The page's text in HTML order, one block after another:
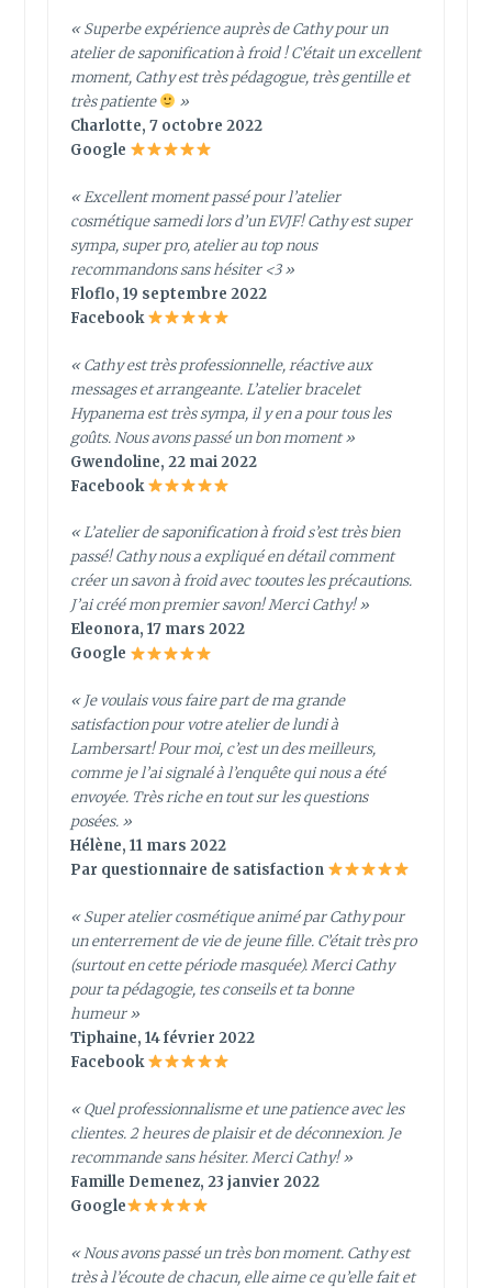
« Superbe expérience auprès de Cathy pour un
atelier de saponification à froid ! C’était un excellent
moment, Cathy est très pédagogue, très gentille et
très patiente
»
Charlotte, 7 octobre 2022
Google
« Excellent moment passé pour l’atelier
cosmétique samedi lors d’un EVJF! Cathy est super
sympa, super pro, atelier au top nous
recommandons sans hésiter <3 »
Floflo, 19 septembre 2022
Facebook
« Cathy est très professionnelle, réactive aux
messages et arrangeante. L’atelier bracelet
Hypanema est très sympa, il y en a pour tous les
goûts. Nous avons passé un bon moment »
Gwendoline, 22 mai 2022
Facebook
« L’atelier de saponification à froid s’est très bien
passé! Cathy nous a expliqué en détail comment
créer un savon à froid avec tooutes les précautions.
J’ai créé mon premier savon! Merci Cathy! »
Eleonora, 17 mars 2022
Google
« Je voulais vous faire part de ma grande
satisfaction pour votre atelier de lundi à
Lambersart! Pour moi, c’est un des meilleurs,
comme je l’ai signalé à l’enquête qui nous a été
envoyée. Très riche en tout sur les questions
posées. »
Hélène, 11 mars 2022
Par questionnaire de satisfaction
« Super atelier cosmétique animé par Cathy pour
un enterrement de vie de jeune fille. C’était très pro
(surtout en cette période masquée). Merci Cathy
pour ta pédagogie, tes conseils et ta bonne
humeur »
Tiphaine, 14 février 2022
Facebook
«Quel professionnalisme et une patience avec les
clientes. 2 heures de plaisir et de déconnexion. Je
recommande sans hésiter. Merci Cathy!»
Famille Demenez, 23 janvier 2022
Google
« Nous avons passé un très bon moment. Cathy est
très à l’écoute de chacun, elle aime ce qu’elle fait et